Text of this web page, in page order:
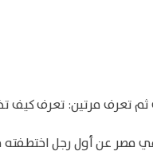
ثم تعرف مرتين: تعرف كيف
مصر عن أول رجل اختطفته